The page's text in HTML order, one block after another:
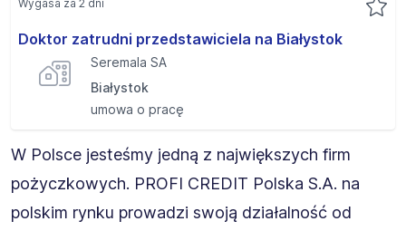
Doktor zatrudni przedstawiciela na Białystok
Seremala SA
Białystok
umowa o pracę
Wygasa za 2 dni
W Polsce jesteśmy jedną z największych firm
pożyczkowych. PROFI CREDIT Polska S.A. na
polskim rynku prowadzi swoją działalność od